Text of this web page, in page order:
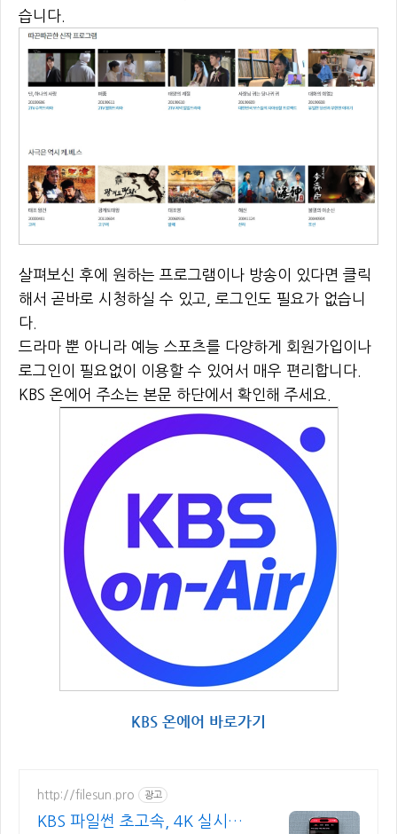
습니다.
살펴보신 후에 원하는 프로그램이나 방송이 있다면 클릭
해서 곧바로 시청하실 수 있고, 로그인도 필요가 없습니
다.
드라마 뿐 아니라 예능 스포츠를 다양하게 회원가입이나
로그인이 필요없이 이용할 수 있어서 매우 편리합니다.
KBS 온에어 주소는 본문 하단에서 확인해 주세요.
KBS 온에어 바로가기
http://filesun.pro 광고
KBS 파일썬 초고속, 4K 실시간